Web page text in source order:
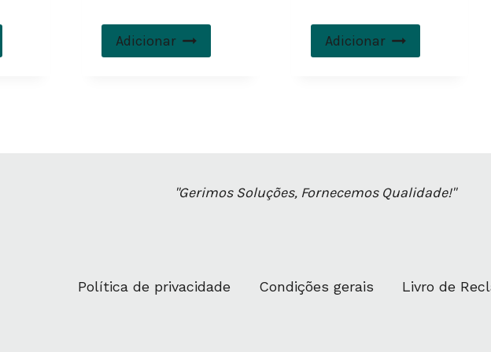
Adicionar Adicionar
"Gerimos Soluções, Fornecemos Qualidade!"
Política de privacidade Condições gerais Livro de